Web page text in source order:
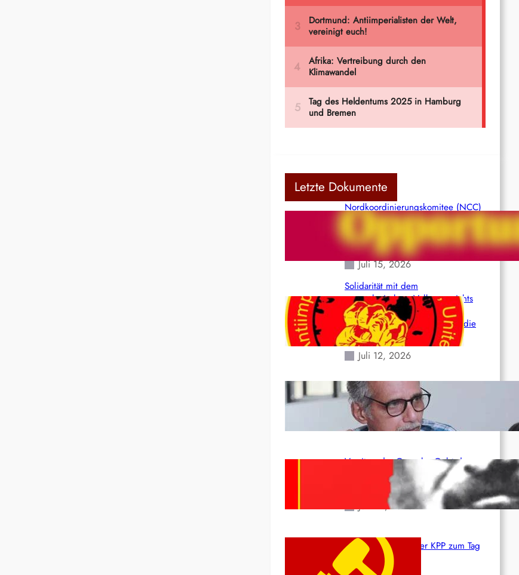
Letzte Dokumente
Nordkoordinierungskomitee (NCC)
der Kommunistischen Partei Indiens
(Maoistisch): Postmoderner
Opportunismus
Juli 15, 2026
Solidarität mit dem
venezolanischem Volk angesichts
der verlorenen Leben und der
katastrophalen Situation durch die
Erdbeben des 24. Juni!
Juli 12, 2026
Indien: „Die Politik der
Kapitulation“ von K. Murali (Ajith)
Juli 1, 2026
Vorsitzender Gonzalo: Gebt das
Leben für die Partei und die
Juni 19, 2026
Beschluss des ZK der KPP zum Tag
des Heldentums